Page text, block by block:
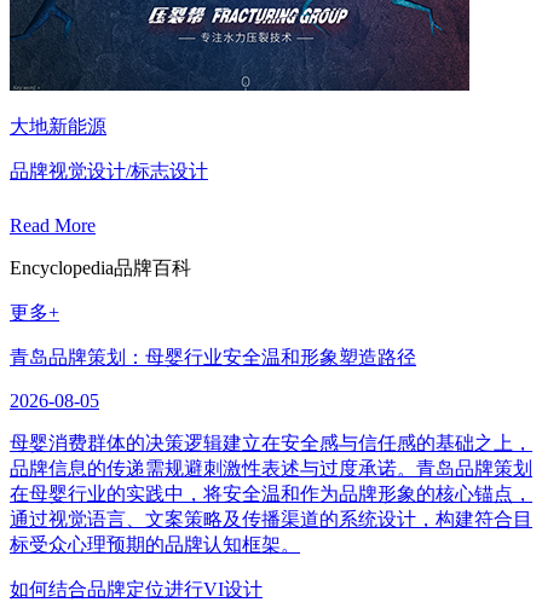
大地新能源
品牌视觉设计/标志设计
Read More
Encyclopedia品牌百科
更多+
青岛品牌策划：母婴行业安全温和形象塑造路径
2026-08-05
母婴消费群体的决策逻辑建立在安全感与信任感的基础之上，
品牌信息的传递需规避刺激性表述与过度承诺。青岛品牌策划
在母婴行业的实践中，将安全温和作为品牌形象的核心锚点，
通过视觉语言、文案策略及传播渠道的系统设计，构建符合目
标受众心理预期的品牌认知框架。
如何结合品牌定位进行VI设计